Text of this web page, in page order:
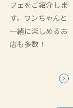
フェをご紹介しま
す。ワンちゃんと
一緒に楽しめるお
店も多数！